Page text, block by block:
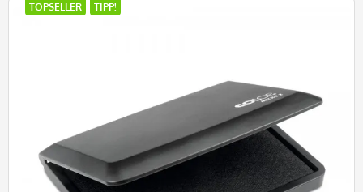
TOPSELLER TIPP!